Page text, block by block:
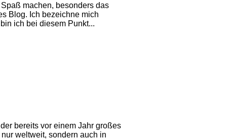
machen, besonders das
Blog. Ich bezeichne mich
ich bei diesem Punkt...
bereits vor einem Jahr großes
weltweit, sondern auch in